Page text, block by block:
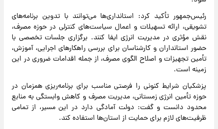
رئیس‌جمهور تأکید کرد: استانداری‌ها می‌توانند با تدوین برنامه‌های
تشویقی، ارائه تسهیلات و اعمال سیاست‌های کنترلی در حوزه مصرف،
نقش مؤثری در مدیریت انرژی ایفا کنند. برگزاری جلسات تخصصی با
حضور استانداران و کارشناسان برای بررسی راهکارهای اجرایی، آموزش،
تأمین تجهیزات و اصلاح الگوی مصرف، از جمله اقدامات ضروری در این
زمینه است.
پزشکیان شرایط کنونی را فرصتی مناسب برای برنامه‌ریزی همزمان در
حوزه تأمین انرژی زمستانی، مدیریت مصرف و کاهش وابستگی به منابع
محدود دانست و گفت: دولت آمادگی دارد در این مسیر، از تمامی
ظرفیت‌های لازم برای حمایت از استان‌ها استفاده کند.